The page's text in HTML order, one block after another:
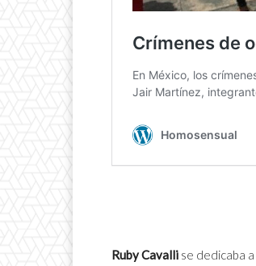
Ruby Cavalli se dedicaba a